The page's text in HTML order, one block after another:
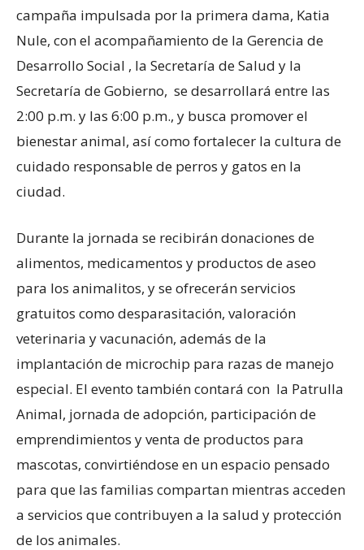
campaña impulsada por la primera dama, Katia
Nule, con el acompañamiento de la Gerencia de
Desarrollo Social , la Secretaría de Salud y la
Secretaría de Gobierno, se desarrollará entre las
2:00 p.m. y las 6:00 p.m., y busca promover el
bienestar animal, así como fortalecer la cultura de
cuidado responsable de perros y gatos en la
ciudad.
Durante la jornada se recibirán donaciones de
alimentos, medicamentos y productos de aseo
para los animalitos, y se ofrecerán servicios
gratuitos como desparasitación, valoración
veterinaria y vacunación, además de la
implantación de microchip para razas de manejo
especial. El evento también contará con la Patrulla
Animal, jornada de adopción, participación de
emprendimientos y venta de productos para
mascotas, convirtiéndose en un espacio pensado
para que las familias compartan mientras acceden
a servicios que contribuyen a la salud y protección
de los animales.